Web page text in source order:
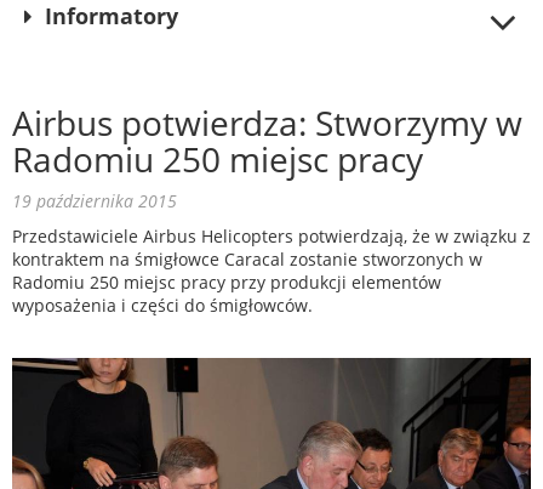
Informatory
Airbus potwierdza: Stworzymy w
Radomiu 250 miejsc pracy
19 października 2015
Przedstawiciele Airbus Helicopters potwierdzają, że w związku z
kontraktem na śmigłowce Caracal zostanie stworzonych w
Radomiu 250 miejsc pracy przy produkcji elementów
wyposażenia i części do śmigłowców.